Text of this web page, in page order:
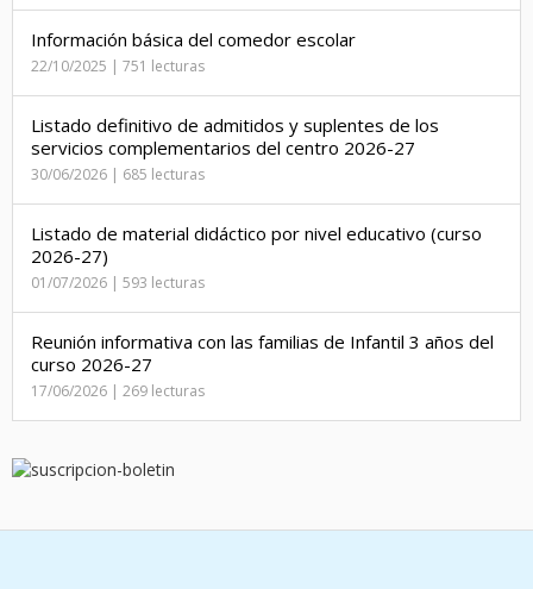
Información básica del comedor escolar
22/10/2025 | 751 lecturas
Listado definitivo de admitidos y suplentes de los
servicios complementarios del centro 2026-27
30/06/2026 | 685 lecturas
Listado de material didáctico por nivel educativo (curso
2026-27)
01/07/2026 | 593 lecturas
Reunión informativa con las familias de Infantil 3 años del
curso 2026-27
17/06/2026 | 269 lecturas